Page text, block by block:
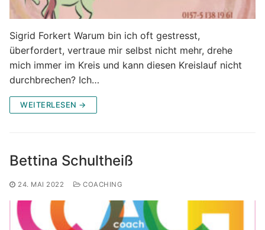
Sigrid Forkert Warum bin ich oft gestresst,
überfordert, vertraue mir selbst nicht mehr, drehe
mich immer im Kreis und kann diesen Kreislauf nicht
durchbrechen? Ich…
WEITERLESEN →
Bettina Schultheiß
24. MAI 2022 COACHING